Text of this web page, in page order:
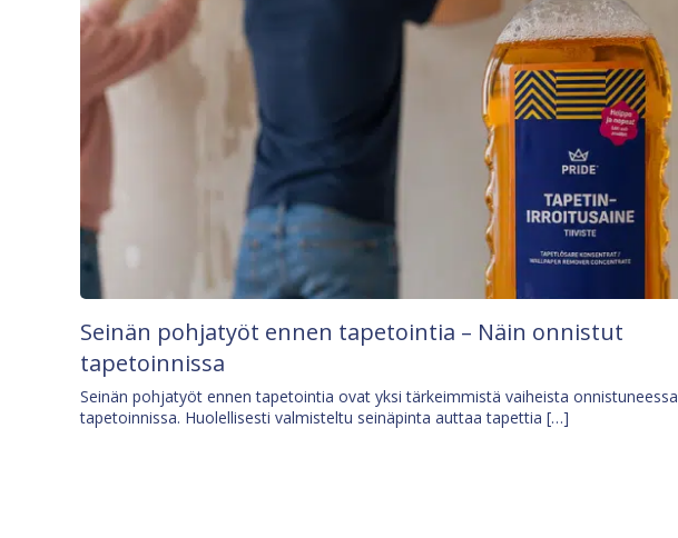
Seinän pohjatyöt ennen tapetointia – Näin onnistut
tapetoinnissa
Seinän pohjatyöt ennen tapetointia ovat yksi tärkeimmistä vaiheista onnistuneessa
tapetoinnissa. Huolellisesti valmisteltu seinäpinta auttaa tapettia […]